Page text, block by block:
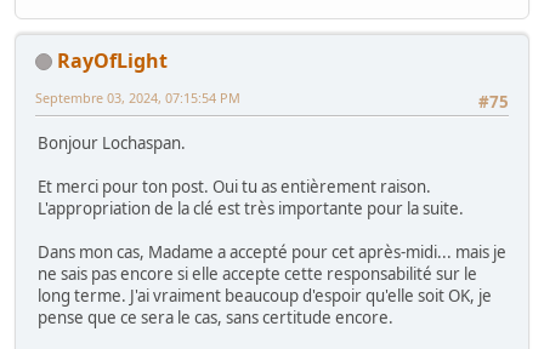
RayOfLight
#75
Septembre 03, 2024, 07:15:54 PM
Bonjour Lochaspan.
Et merci pour ton post. Oui tu as entièrement raison.
L'appropriation de la clé est très importante pour la suite.
Dans mon cas, Madame a accepté pour cet après-midi... mais je
ne sais pas encore si elle accepte cette responsabilité sur le
long terme. J'ai vraiment beaucoup d'espoir qu'elle soit OK, je
pense que ce sera le cas, sans certitude encore.